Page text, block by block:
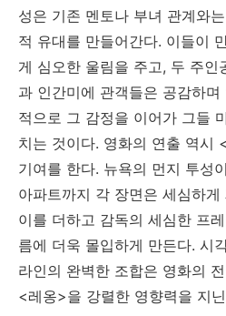
성은 기존 멘토나 부녀 관계와
적 유대를 만들어간다. 이들이
게 심오한 울림을 주고, 두 주인
과 인간미에 관객들은 공감하
적으로 그 감정을 이어가 그들
치는 것이다. 영화의 연출 역시
기여를 한다. 뉴욕의 먼지 투성
아파트까지 각 장면은 세심하
이를 더하고 감독의 세심한 프
름에 더욱 몰입하게 만든다. 시
라인의 완벽한 조합은 영화의
<레옹>을 강렬한 영향력을 지